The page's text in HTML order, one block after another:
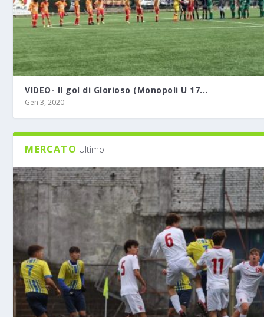
VIDEO- Il gol di Glorioso (Monopoli U 17...
Gen 3, 2020
MERCATO Ultimo